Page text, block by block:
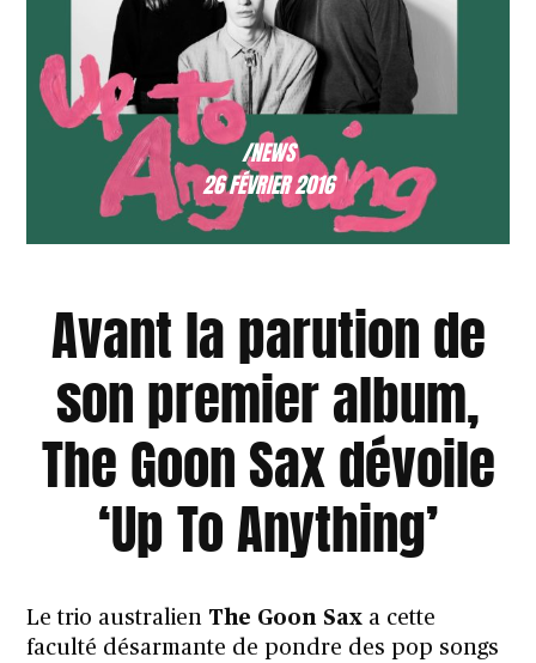
/NEWS
26 FÉVRIER 2016
Avant la parution de
son premier album,
The Goon Sax dévoile
‘Up To Anything’
Le trio australien The Goon Sax a cette
faculté désarmante de pondre des pop songs